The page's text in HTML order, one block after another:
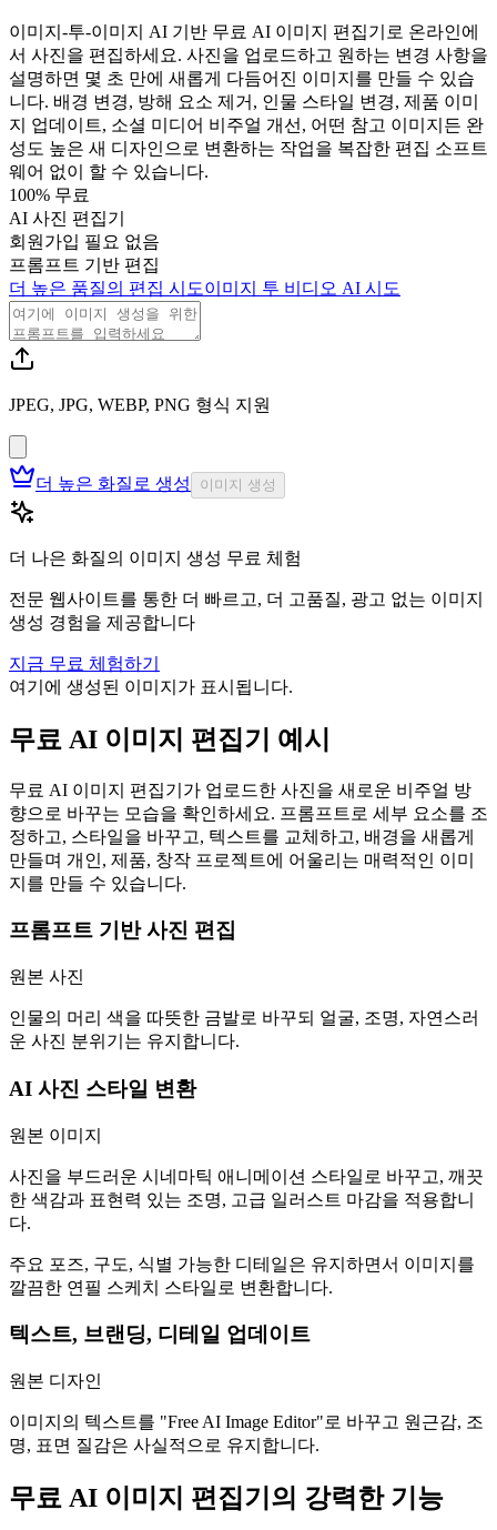
이미지-투-이미지 AI 기반 무료 AI 이미지 편집기로 온라인에
서 사진을 편집하세요. 사진을 업로드하고 원하는 변경 사항을
설명하면 몇 초 만에 새롭게 다듬어진 이미지를 만들 수 있습
니다. 배경 변경, 방해 요소 제거, 인물 스타일 변경, 제품 이미
지 업데이트, 소셜 미디어 비주얼 개선, 어떤 참고 이미지든 완
성도 높은 새 디자인으로 변환하는 작업을 복잡한 편집 소프트
웨어 없이 할 수 있습니다.
100% 무료
AI 사진 편집기
회원가입 필요 없음
프롬프트 기반 편집
더 높은 품질의 편집 시도이미지 투 비디오 AI 시도
JPEG, JPG, WEBP, PNG 형식 지원
더 높은 화질로 생성 이미지 생성
더 나은 화질의 이미지 생성 무료 체험
전문 웹사이트를 통한 더 빠르고, 더 고품질, 광고 없는 이미지
생성 경험을 제공합니다
지금 무료 체험하기
여기에 생성된 이미지가 표시됩니다.
무료 AI 이미지 편집기 예시
무료 AI 이미지 편집기가 업로드한 사진을 새로운 비주얼 방
향으로 바꾸는 모습을 확인하세요. 프롬프트로 세부 요소를 조
정하고, 스타일을 바꾸고, 텍스트를 교체하고, 배경을 새롭게
만들며 개인, 제품, 창작 프로젝트에 어울리는 매력적인 이미
지를 만들 수 있습니다.
프롬프트 기반 사진 편집
원본 사진
인물의 머리 색을 따뜻한 금발로 바꾸되 얼굴, 조명, 자연스러
운 사진 분위기는 유지합니다.
AI 사진 스타일 변환
원본 이미지
사진을 부드러운 시네마틱 애니메이션 스타일로 바꾸고, 깨끗
한 색감과 표현력 있는 조명, 고급 일러스트 마감을 적용합니
다.
주요 포즈, 구도, 식별 가능한 디테일은 유지하면서 이미지를
깔끔한 연필 스케치 스타일로 변환합니다.
텍스트, 브랜딩, 디테일 업데이트
원본 디자인
이미지의 텍스트를 "Free AI Image Editor"로 바꾸고 원근감, 조
명, 표면 질감은 사실적으로 유지합니다.
무료 AI 이미지 편집기의 강력한 기능